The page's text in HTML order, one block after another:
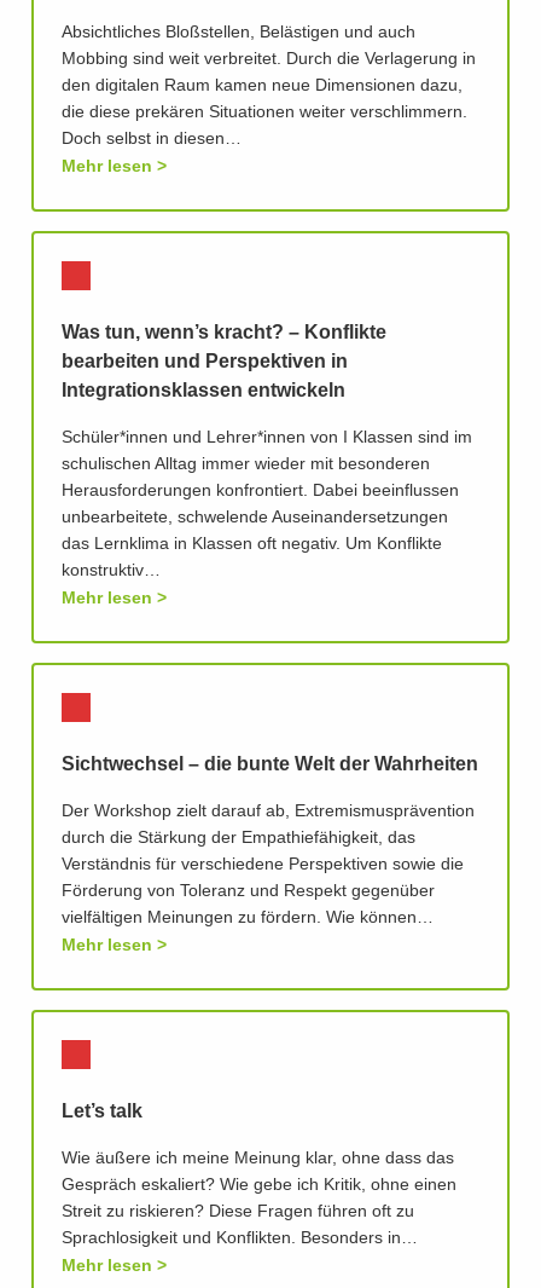
Absichtliches Bloßstellen, Belästigen und auch
Mobbing sind weit verbreitet. Durch die Verlagerung in
den digitalen Raum kamen neue Dimensionen dazu,
die diese prekären Situationen weiter verschlimmern.
Doch selbst in diesen…
Mehr lesen
Was tun, wenn’s kracht? – Konflikte
bearbeiten und Perspektiven in
Integrationsklassen entwickeln
Schüler*innen und Lehrer*innen von I Klassen sind im
schulischen Alltag immer wieder mit besonderen
Herausforderungen konfrontiert. Dabei beeinflussen
unbearbeitete, schwelende Auseinandersetzungen
das Lernklima in Klassen oft negativ. Um Konflikte
konstruktiv…
Mehr lesen
Sichtwechsel – die bunte Welt der Wahrheiten
Der Workshop zielt darauf ab, Extremismusprävention
durch die Stärkung der Empathiefähigkeit, das
Verständnis für verschiedene Perspektiven sowie die
Förderung von Toleranz und Respekt gegenüber
vielfältigen Meinungen zu fördern. Wie können…
Mehr lesen
Let’s talk
Wie äußere ich meine Meinung klar, ohne dass das
Gespräch eskaliert? Wie gebe ich Kritik, ohne einen
Streit zu riskieren? Diese Fragen führen oft zu
Sprachlosigkeit und Konflikten. Besonders in…
Mehr lesen